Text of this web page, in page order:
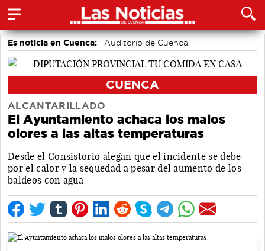
Es noticia en Cuenca: Auditorio de Cuenca
CUENCA
ALCANTARILLADO
El Ayuntamiento achaca los malos
olores a las altas temperaturas
Desde el Consistorio alegan que el incidente se debe
por el calor y la sequedad a pesar del aumento de los
baldeos con agua